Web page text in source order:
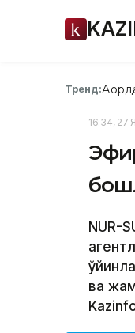
Тренд:
16:34, 27
NUR-
ва